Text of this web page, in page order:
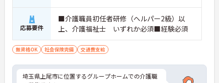
応募要件
■介護職員初任者研修（ヘルパー2級）以
上、介護福祉士 いずれか必須■経験必須
無資格OK 社会保険完備 交通費支給
埼玉県上尾市に位置するグループホームでの介護職